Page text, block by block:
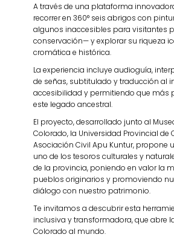
A través de una plataforma
recorrer en 360° seis abrigos con
algunos inaccesibles para visitantes
conservación— y explorar su riqueza
cromática e histórica.
La experiencia incluye audioguía,
de señas, subtitulado y traducción al
accesibilidad y permitiendo que más
este legado ancestral.
El proyecto, desarrollado junto al
Colorado, la Universidad Provincial de
Asociación Civil Apu Kuntur, propone
uno de los tesoros culturales y
de la provincia, poniendo en valor la
pueblos originarios y promoviendo
diálogo con nuestro patrimonio.
Te invitamos a descubrir esta
inclusiva y transformadora, que abre
Colorado al mundo.